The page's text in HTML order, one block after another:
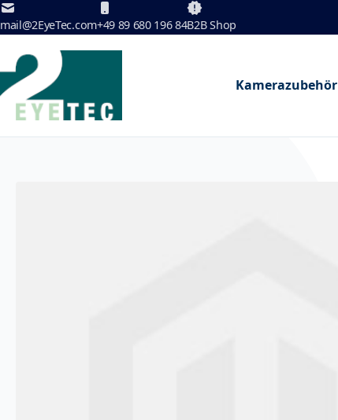
Zum Inhalt springen
mail@2EyeTec.com+49 89 680 196 84B2B Shop
Kamerazubehör